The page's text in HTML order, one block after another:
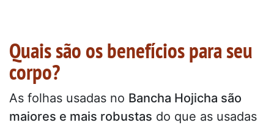
Quais são os benefícios para seu
corpo?
As folhas usadas no Bancha Hojicha são
maiores e mais robustas do que as usadas